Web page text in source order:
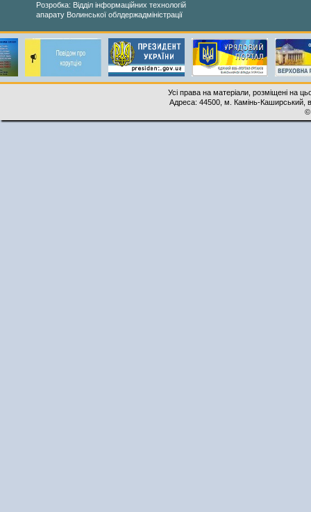
Розробка: Відділ інформаційних технологій
апарату Волинської облдержадміністрації
Усі права на матеріали, розміщені на
Адреса: 44500, м. Камінь-Каширський,
©